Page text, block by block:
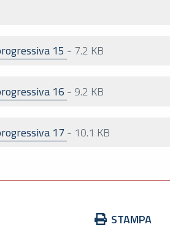
15 - 7.2 KB
16 - 9.2 KB
17- 10.1 KB
STAMPA